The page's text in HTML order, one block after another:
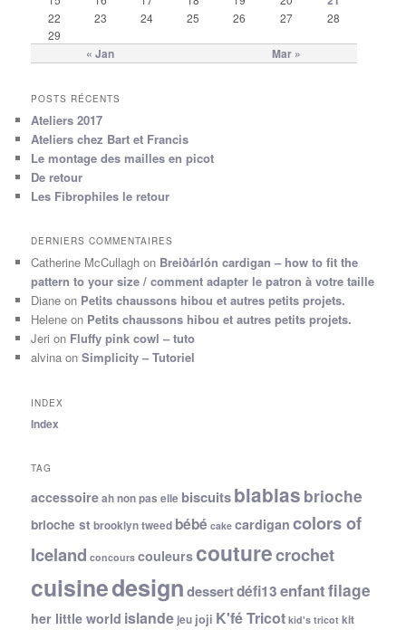
« Jan Mar »
22 23 24 25 26 27
28
29
POSTS RÉCENTS
Ateliers 2017
Ateliers chez Bart et Francis
Le montage des mailles en picot
De retour
Les Fibrophiles le retour
DERNIERS COMMENTAIRES
Catherine McCullagh on Breiðárlón cardigan – how to fit the
pattern to your size / comment adapter le patron à votre taille
Diane on Petits chaussons hibou et autres petits projets.
Helene on Petits chaussons hibou et autres petits projets.
Jeri on Fluffy pink cowl – tuto
alvina onSimplicity – Tutoriel
INDEX
Index
TAG
accessoireah non pas elle biscuitsblablas brioche
brioche st brooklyn tweed bébé cake cardigan colors of
Iceland concours couleurscouturecrochet
cuisinedesigndessertdéfi13enfantfilage
her little world islande jeu joji K'fé Tricot kid's tricot kit